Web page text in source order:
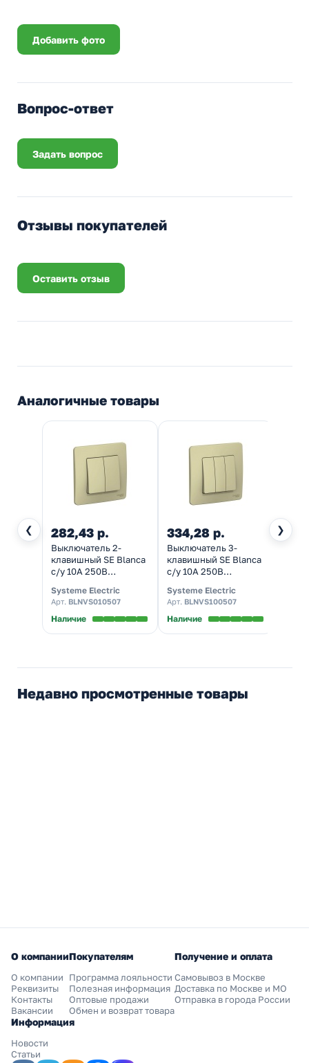
Добавить фото
Вопрос-ответ
Задать вопрос
Отзывы покупателей
Оставить отзыв
Аналогичные товары
❮ ❯
282,43 р.
Выключатель 2-
клавишный SE Blanca
с/у 10A 250В
Systeme Electric
Арт. BLNVS010507
Наличие
334,28 р.
Выключатель 3-
клавишный SE Blanca
с/у 10A 250В
Systeme Electric
Арт. BLNVS100507
Наличие
Недавно просмотренные товары
О компании
О компании
Реквизиты
Контакты
Вакансии
Покупателям
Программа лояльности
Полезная информация
Оптовые продажи
Обмен и возврат товара
Получение и оплата
Самовывоз в Москве
Доставка по Москве и МО
Отправка в города России
Информация
Новости
Статьи